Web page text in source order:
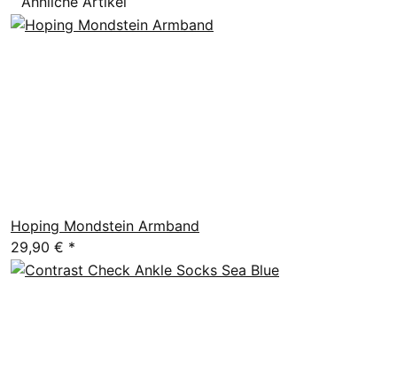
Hoping Mondstein Armband
29,90 € *